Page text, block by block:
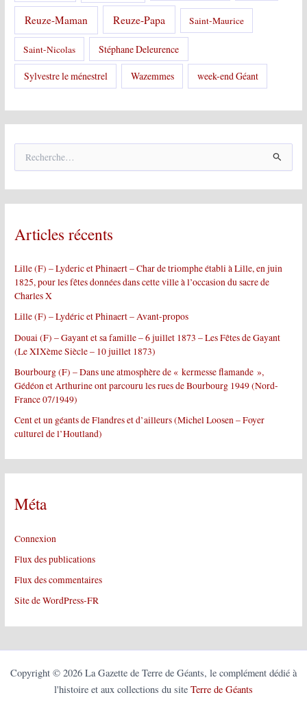
Reuze-Maman Reuze-Papa Saint-Maurice
Saint-Nicolas Stéphane Deleurence
Sylvestre le ménestrel Wazemmes week-end Géant
h
e
c
r
:
Articles récents
Lille (F) – Lyderic et Phinaert – Char de triomphe établi à Lille, en juin
1825, pour les fêtes données dans cette ville à l’occasion du sacre de
Charles X
Lille (F) – Lydéric et Phinaert – Avant-propos
Douai (F) – Gayant et sa famille – 6 juillet 1873 – Les Fêtes de Gayant
(Le XIXème Siècle – 10 juillet 1873)
Bourbourg (F) – Dans une atmosphère de « kermesse flamande »,
Gédéon et Arthurine ont parcouru les rues de Bourbourg 1949 (Nord-
France 07/1949)
Cent et un géants de Flandres et d’ailleurs (Michel Loosen – Foyer
culturel de l’Houtland)
Méta
Connexion
Flux des publications
Flux des commentaires
Site de WordPress-FR
Copyright © 2026 La Gazette de Terre de Géants, le complément dédié à
l'histoire et aux collections du site Terre de Géants